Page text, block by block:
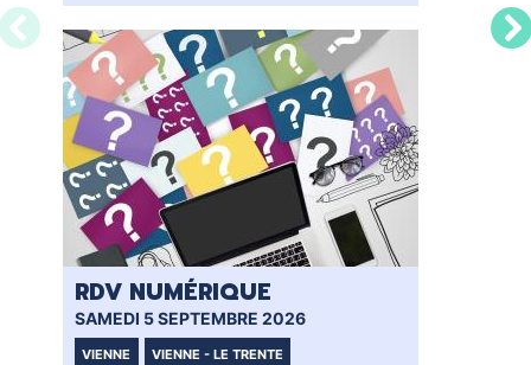
RDV NUMÉRIQUE
SAMEDI 5 SEPTEMBRE 2026
VIENNE VIENNE - LE TRENTE